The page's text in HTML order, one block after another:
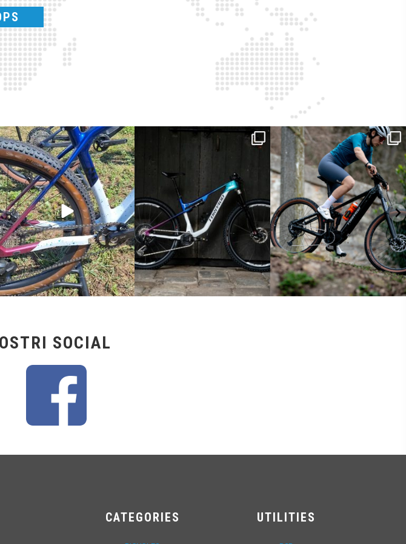
Torpado ai Campionati Italiani XCO & E-
MTB
...
116 1
ReNero R è stata sviluppata per offrire...
Ieri erano distanze. Oggi con Xanto S
sono...
25 0
SOCIAL
CATEGORIES UTILITIES